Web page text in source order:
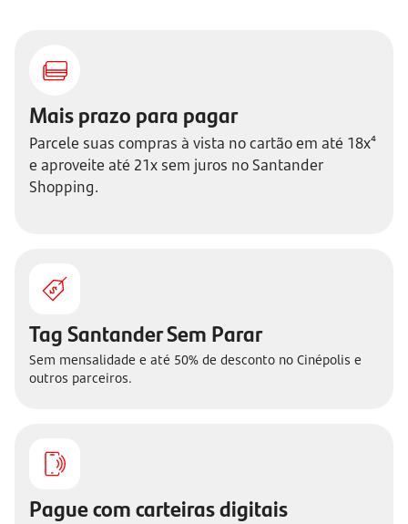
Mais prazo para pagar
Parcele suas compras à vista no cartão em até 18x⁴
e aproveite até 21x sem juros no Santander
Shopping.
Tag Santander Sem Parar
Sem mensalidade e até 50% de desconto no Cinépolis e
outros parceiros.
Pague com carteiras digitais